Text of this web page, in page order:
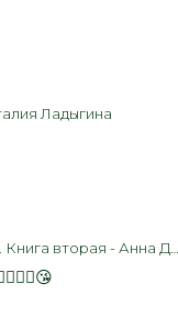
Ладыгина
вторая - Анна Джейн